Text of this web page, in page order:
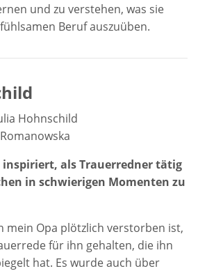
und zu verstehen, was sie
Beruf auszuüben.
inspiriert, als Trauerredner tätig
in schwierigen Momenten zu
mein Opa plötzlich verstorben ist,
für ihn gehalten, die ihn
hat. Es wurde auch über